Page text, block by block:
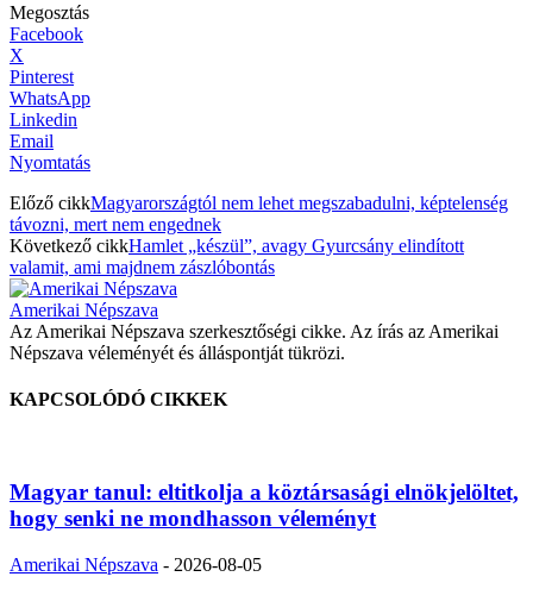
Megosztás
Facebook
X
Pinterest
WhatsApp
Linkedin
Email
Nyomtatás
Előző cikkMagyarországtól nem lehet megszabadulni, képtelenség
távozni, mert nem engednek
Következő cikkHamlet „készül”, avagy Gyurcsány elindított
valamit, ami majdnem zászlóbontás
Amerikai Népszava
Az Amerikai Népszava szerkesztőségi cikke. Az írás az Amerikai
Népszava véleményét és álláspontját tükrözi.
KAPCSOLÓDÓ CIKKEK
Magyar tanul: eltitkolja a köztársasági elnökjelöltet,
hogy senki ne mondhasson véleményt
Amerikai Népszava - 2026-08-05